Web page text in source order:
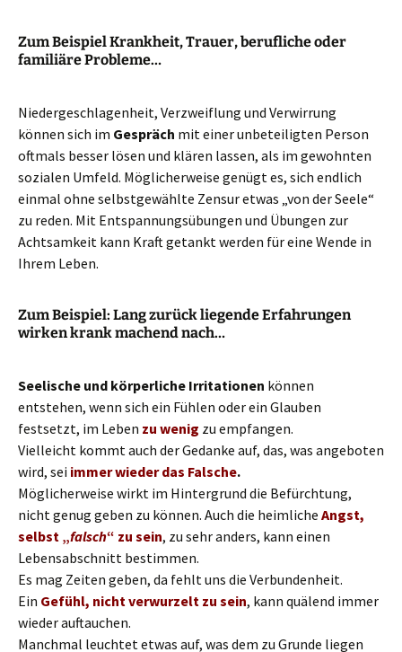
Zum Beispiel Krankheit, Trauer, berufliche oder
familiäre Probleme…
Niedergeschlagenheit, Verzweiflung und Verwirrung
können sich im Gespräch mit einer unbeteiligten Person
oftmals besser lösen und klären lassen, als im gewohnten
sozialen Umfeld. Möglicherweise genügt es, sich endlich
einmal ohne selbstgewählte Zensur etwas „von der Seele“
zu reden. Mit Entspannungsübungen und Übungen zur
Achtsamkeit kann Kraft getankt werden für eine Wende in
Ihrem Leben.
Zum Beispiel: Lang zurück liegende Erfahrungen
wirken krank machend nach…
Seelische und körperliche Irritationen können
entstehen, wenn sich ein Fühlen oder ein Glauben
festsetzt, im Leben zu wenig zu empfangen.
Vielleicht kommt auch der Gedanke auf, das, was angeboten
wird, sei immer wieder das Falsche.
Möglicherweise wirkt im Hintergrund die Befürchtung,
nicht genug geben zu können. Auch die heimliche Angst,
selbst „falsch“ zu sein, zu sehr anders, kann einen
Lebensabschnitt bestimmen.
Es mag Zeiten geben, da fehlt uns die Verbundenheit.
Ein Gefühl, nicht verwurzelt zu sein, kann quälend immer
wieder auftauchen.
Manchmal leuchtet etwas auf, was dem zu Grunde liegen